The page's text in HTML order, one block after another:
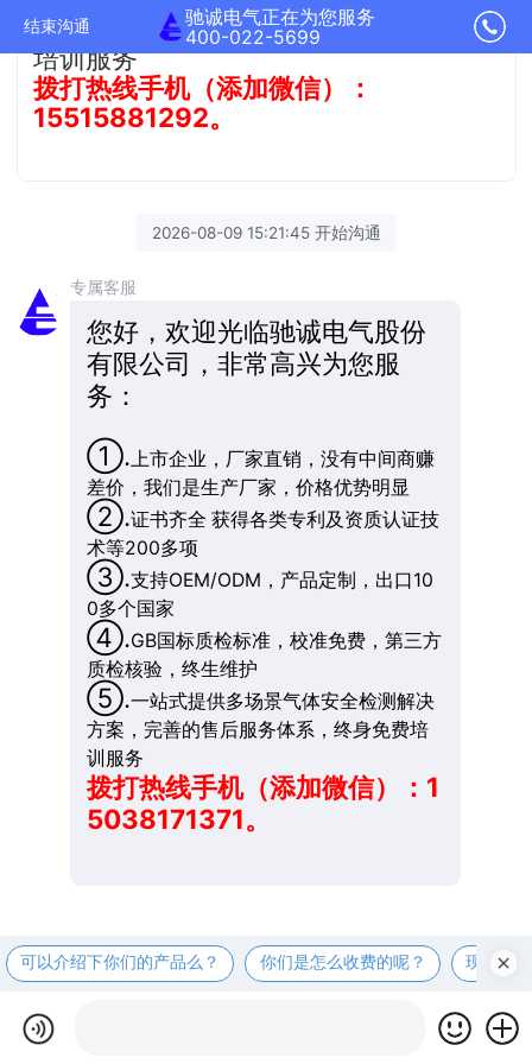
结束沟通
驰诚电气正在为您服务
400-022-5699
方案，完善的售后服务体系，终身免费
培训服务
拨打热线手机（添加微信）：
15515881292。
2026-08-09 15:21:45 开始沟通
专属客服
您好，欢迎光临驰诚电气股份
有限公司，非常高兴为您服
务：
①. 上市企业，厂家直销，没有中间商赚
差价，我们是生产厂家，价格优势明显
②.证书齐全 获得各类专利及资质认证技
术等200多项
③.支持OEM/ODM，产品定制，出口10
0多个国家
④.GB国标质检标准，校准免费，第三方
质检核验，终生维护
⑤.一站式提供多场景气体安全检测解决
方案，完善的售后服务体系，终身免费培
训服务
拨打热线手机（添加微信）：1
5038171371。
可以介绍下你们的产品么？ 你们是怎么收费的呢？ 现在有